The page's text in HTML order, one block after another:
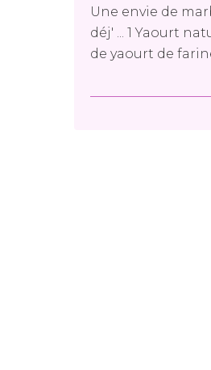
Une envie de
déj' ... 1 Yaourt
de yaourt de